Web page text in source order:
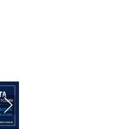
Next